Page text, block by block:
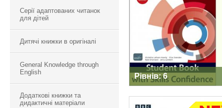
Серії адаптованих читанок
для дітей
Дитячі книжки в оригіналі
General Knowledge through
English
Додаткові книжки та
дидактичні матеріали
Рівнів: 6